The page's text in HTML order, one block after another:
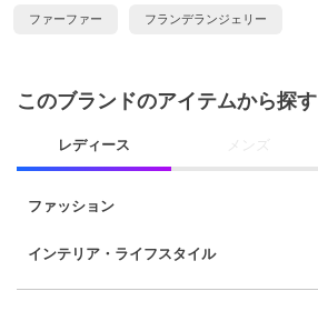
ファーファー フランデランジェリー
このブランドのアイテムから探す
レディース メンズ
ファッション
インテリア・ライフスタイル